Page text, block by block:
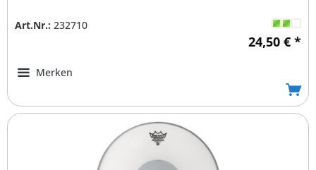
Art.Nr.: 232710
24,50 € *
Merken